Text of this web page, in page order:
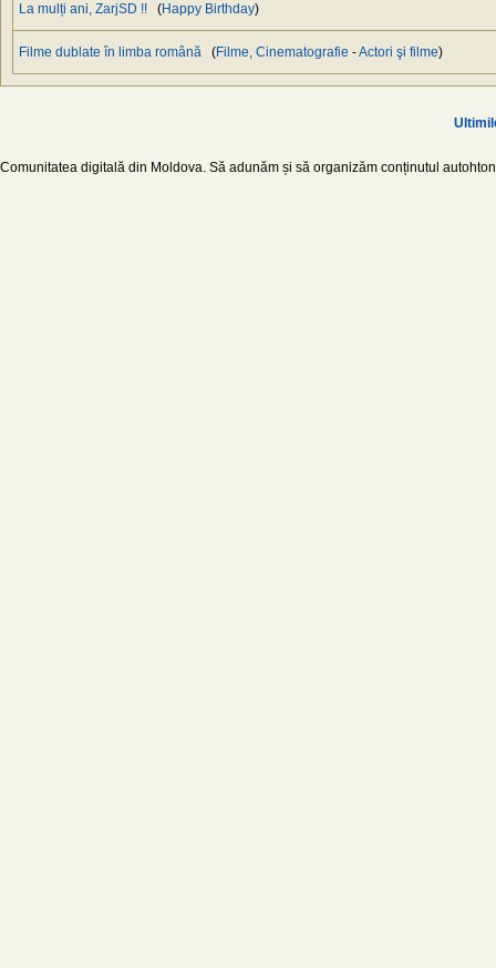
La mulți ani, ZarjSD !! (Happy Birthday)
Filme dublate în limba română (Filme, Cinematografie -Actori şi filme)
Comunitatea digitală din Moldova. Să adunăm și să organizăm conținutul